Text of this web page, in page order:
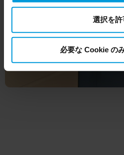
your consent, and for Microsoft
Milestone’s legitimate interest.
for more information.
選択を許
必要な Cookie の